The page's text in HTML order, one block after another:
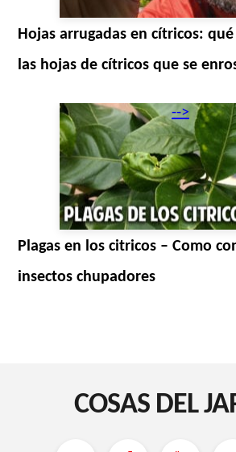
Hojas arrugadas en cítricos:
las hojas de cítricos que se
-->
Plagas en los citricos – Como
insectos chupadores
COSAS DEL